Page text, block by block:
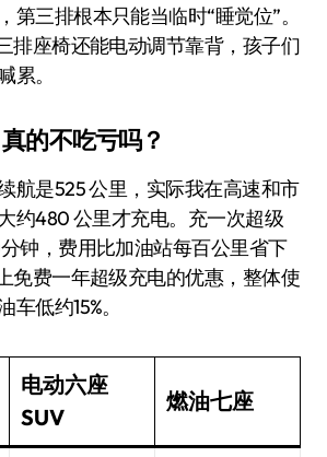
第三排根本只能当临时“睡觉位”。
排座椅还能电动调节靠背，孩子们
累。
的不吃亏吗？
航是525 公里，实际我在高速和市
约480 公里才充电。充一次超级
钟，费用比加油站每百公里省下
免费一年超级充电的优惠，整体使
低约15%。
电动六座
SUV
燃油七座